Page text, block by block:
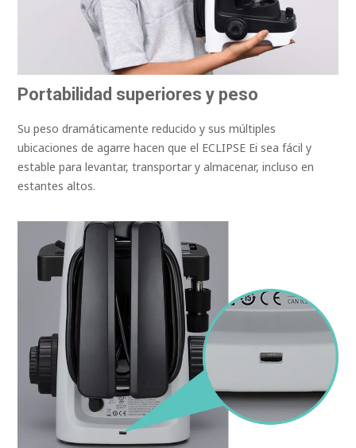
Portabilidad superiores y peso
Su peso dramáticamente reducido y sus múltiples
ubicaciones de agarre hacen que el ECLIPSE Ei sea fácil y
estable para levantar, transportar y almacenar, incluso en
estantes altos.